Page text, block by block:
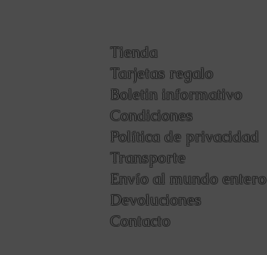
Tienda
Tarjetas regalo
Boletin informativo
Condiciones
Política de privacidad
Transporte
Envío al mundo entero
Devoluciones
Contacto